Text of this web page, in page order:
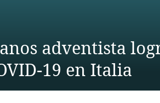
adventista
19 en Italia